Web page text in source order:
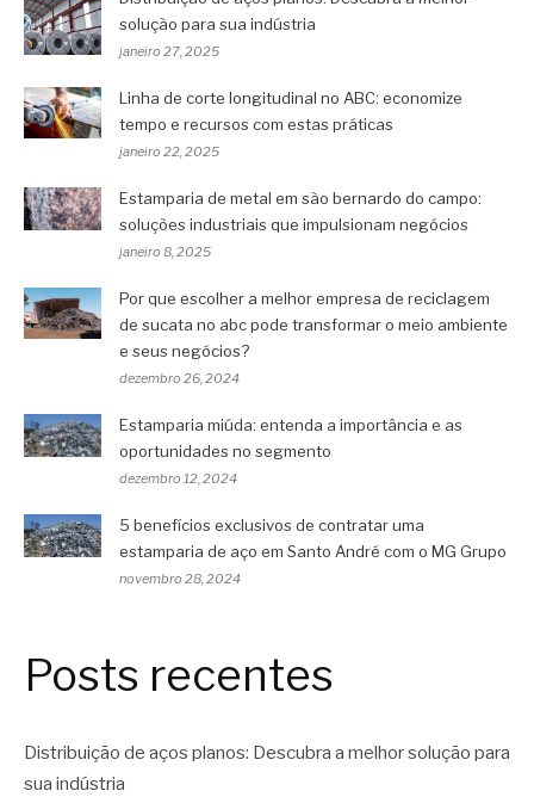
solução para sua indústria
janeiro 27, 2025
Linha de corte longitudinal no ABC: economize
tempo e recursos com estas práticas
janeiro 22, 2025
Estamparia de metal em são bernardo do campo:
soluções industriais que impulsionam negócios
janeiro 8, 2025
Por que escolher a melhor empresa de reciclagem
de sucata no abc pode transformar o meio ambiente
e seus negócios?
dezembro 26, 2024
Estamparia miúda: entenda a importância e as
oportunidades no segmento
dezembro 12, 2024
5 benefícios exclusivos de contratar uma
estamparia de aço em Santo André com o MG Grupo
novembro 28, 2024
Posts recentes
Distribuição de aços planos: Descubra a melhor solução para
sua indústria